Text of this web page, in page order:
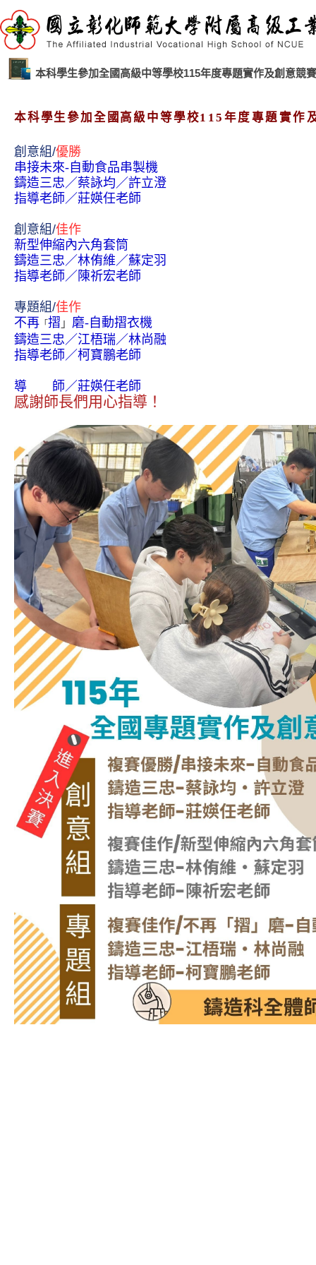
本科學生參加全國高級中等學校115年度專題實作及創意競
本科學生參加全國高級中等學校115年度專題實作
創意組/優勝
串接未來-自動食品串製機
鑄造三忠／蔡詠均／許立澄
指導老師／莊媖任老師
創意組/佳作
新型伸縮內六角套筒
鑄造三忠／林侑維／蘇定羽
指導老師／陳祈宏老師
專題組/佳作
不再 「 摺 」 磨-自動摺衣機
鑄造三忠／江梧瑞／林尚融
指導老師／柯寶鵬老師
導 師／莊媖任老師
感謝師長們用心指導！